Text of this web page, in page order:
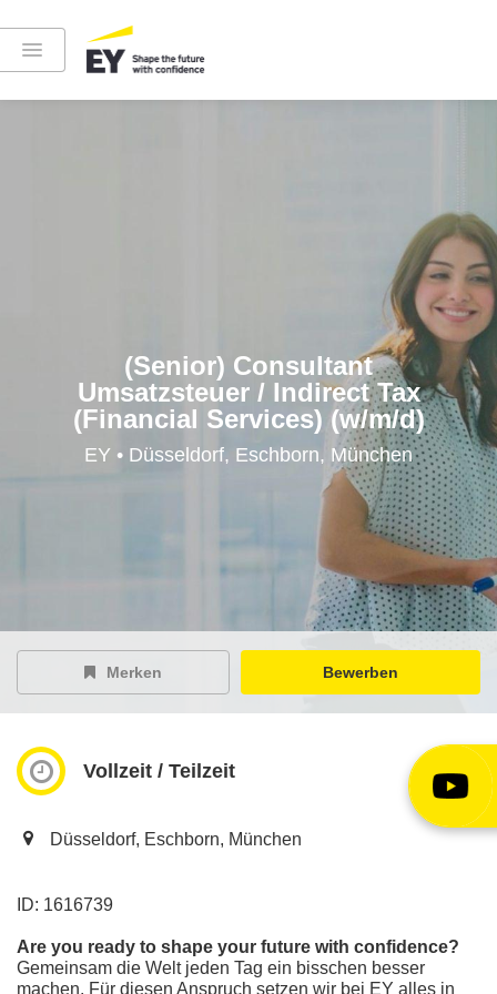
Instagram
Höre in die EY-Welt rein
(Senior) Consultant
Umsatzsteuer / Indirect Tax
(Financial Services) (w/m/d)
EY • Düsseldorf, Eschborn, München
Merken Bewerben
Vollzeit / Teilzeit
Düsseldorf, Eschborn, München
ID: 1616739
Are you ready to shape your future with confidence?
Gemeinsam die Welt jeden Tag ein bisschen besser
machen. Für diesen Anspruch setzen wir bei EY alles in